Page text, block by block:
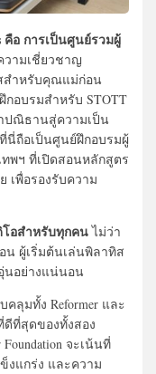
คือ การเป็นศูนย์รวมผู้
วามเชี่ยวชาญ
สำหรับคุณแม่ก่อน
กอบรมสำหรับ STOTT
ปณิธานสู่ความเป็น
นี่ถือเป็นศูนย์ฝึกอบรมผู้
พฯ ที่เปิดสอนหลักสูตร
เพื่อรองรับความ
โอสำหรับทุกคนไม่ว่า
น ผู้เริ่มต้นเล่นพิลาทิส
นอย่างแน่นอน
ลุมทั้ง Reformer และ
ดีที่สุดของทั้งสอง
จะเน้นที่
งแกร่ง และความ